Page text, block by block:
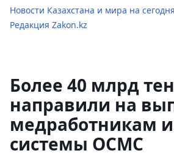
Новости Казахстана и мира на сегодня
Редакция Zakon.kz
Более 40 млрд
направили на
медработникам
системы ОСМС